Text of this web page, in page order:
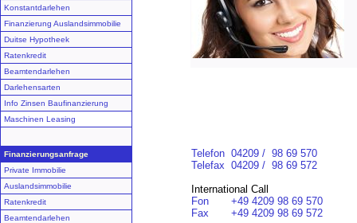
Konstantdarlehen
Finanzierung Auslandsimmobilie
Duitse Hypotheek
Ratenkredit
Beamtendarlehen
Darlehensarten
Info Zinsen Baufinanzierung
Maschinen Leasing
Finanzierungsanfrage
Private Immobilie
Auslandsimmobilie
Ratenkredit
Beamtendarlehen
Telefon
Telefax
04209 / 98 69 570
04209 / 98 69 572
International Call
Fon
Fax
+49 4209 98 69 570
+49 4209 98 69 572